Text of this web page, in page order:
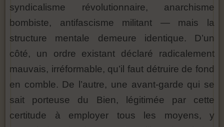
syndicalisme révolutionnaire, anarchisme
bombiste, antifascisme militant — mais la
structure mentale demeure identique. D’un
côté, un ordre existant déclaré radicalement
mauvais, irréformable, qu’il faut détruire de fond
en comble. De l’autre, une avant-garde qui se
sait porteuse du Bien, légitimée par cette
certitude à employer tous les moyens, y